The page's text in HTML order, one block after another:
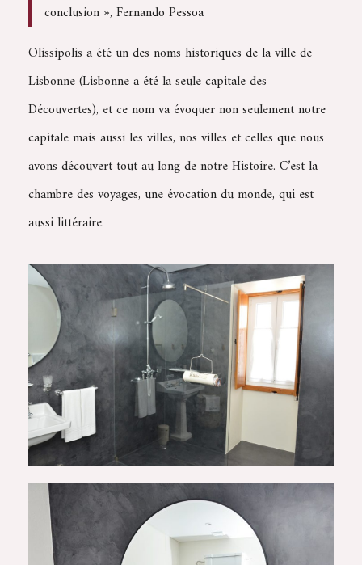
conclusion », Fernando Pessoa
Olissipolis a été un des noms historiques de la ville de
Lisbonne (Lisbonne a été la seule capitale des
Découvertes), et ce nom va évoquer non seulement notre
capitale mais aussi les villes, nos villes et celles que nous
avons découvert tout au long de notre Histoire. C’est la
chambre des voyages, une évocation du monde, qui est
aussi littéraire.